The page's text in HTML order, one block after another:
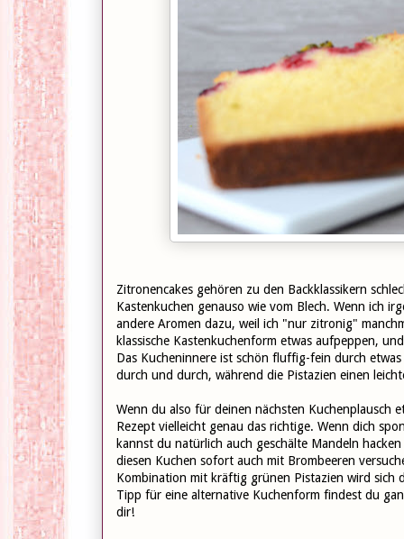
Zitronencakes gehören zu den Backklassikern
Kastenkuchen genauso wie vom Blech. Wenn ich
andere Aromen dazu, weil ich "nur zitronig"
klassische Kastenkuchenform etwas aufpeppen,
Das Kucheninnere ist schön fluffig-fein durch
durch und durch, während die Pistazien einen
Wenn du also für deinen nächsten Kuchenplausch
Rezept vielleicht genau das richtige. Wenn dich
kannst du natürlich auch geschälte Mandeln
diesen Kuchen sofort auch mit Brombeeren
Kombination mit kräftig grünen Pistazien wird sich
Tipp für eine alternative Kuchenform findest du
dir!